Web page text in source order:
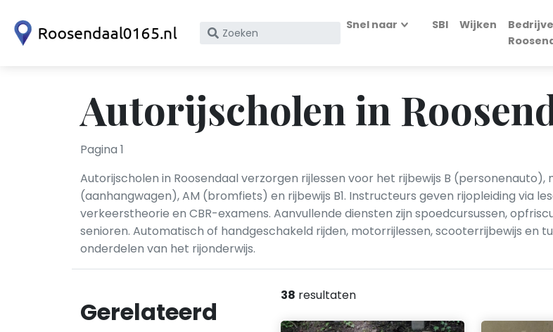
Zoek
KvK
nummer
Snel naar SBI Wijken
Autorijscholen in
Pagina 1
Autorijscholen in Roosendaal verzorgen rijlessen voor het rijbewijs B (personenauto),
(aanhangwagen), AM (bromfiets) en rijbewijs B1. Instructeurs geven rijopleiding via
verkeerstheorie en CBR-examens. Aanvullende diensten zijn spoedcursussen,
senioren. Automatisch of handgeschakeld rijden, motorrijlessen, scooterrijbewijs en
onderdelen van het rijonderwijs.
Gerelateerd
38 resultaten